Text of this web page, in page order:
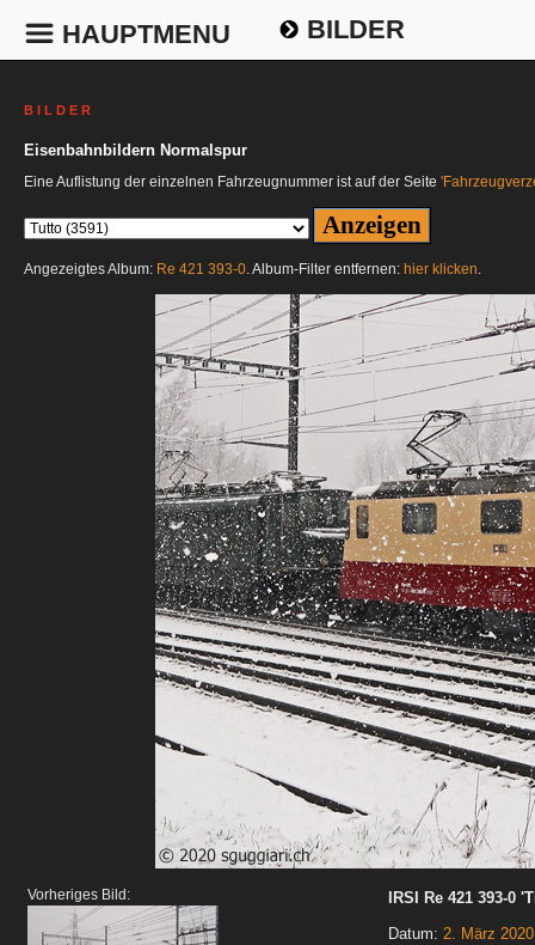
HAUPTMENU BILDER
B I L D E R
Eisenbahnbildern Normalspur
Eine Auflistung der einzelnen Fahrzeugnummer ist auf der Seite
Angezeigtes Album: Re 421 393-0. Album-Filter entfernen: hier klicken.
Vorheriges Bild:
IRSI Re 421 393-0
Datum: 2. März 2020